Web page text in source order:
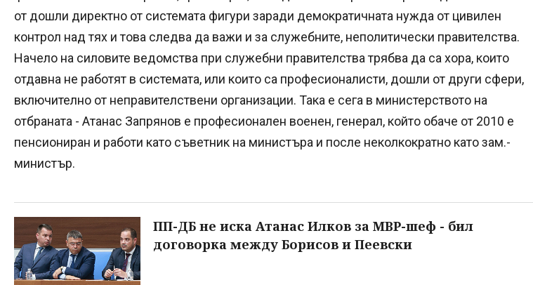
от дошли директно от системата фигури заради демократичната нужда от цивилен
контрол над тях и това следва да важи и за служебните, неполитически правителства.
Начело на силовите ведомства при служебни правителства трябва да са хора, които
отдавна не работят в системата, или които са професионалисти, дошли от други сфери,
включително от неправителствени организации. Така е сега в министерството на
отбраната - Атанас Запрянов е професионален военен, генерал, който обаче от 2010 е
пенсиониран и работи като съветник на министъра и после неколкократно като зам.-
министър.
ПП-ДБ не иска Атанас Илков за МВР-шеф - бил
договорка между Борисов и Пеевски